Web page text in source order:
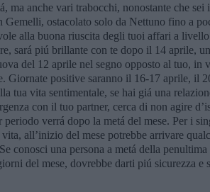
ma anche vari trabocchi, nonostante che
ostacolato solo da Nettuno fino a
alla buona riuscita degli tuoi affari a
sará piú brillante con te dopo il 14 aprile,
del 12 aprile nel segno opposto al tuo, in
Giornate positive saranno il 16-17 aprile, il
tua vita sentimentale, se hai giá una
con il tuo partner, cerca di non agire
verrá dopo la metá del mese. Per i
all’inizio del mese potrebbe arrivare
conosci una persona a metá della penultima
del mese, dovrebbe darti piú sicurezza e